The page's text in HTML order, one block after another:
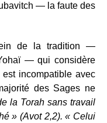
— la faute des
de la tradition —
— qui considère
incompatible avec
des Sages ne
la Torah sans travail
» (Avot 2,2). « Celui